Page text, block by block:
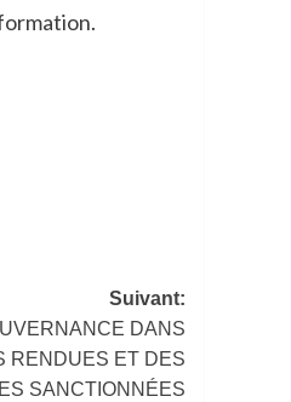
Suivant:
DANS
RENDUES ET DES
SANCTIONNÉES